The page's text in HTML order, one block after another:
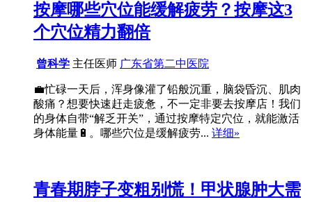
按摩哪些穴位能缓解疲劳？按摩这3
个穴位精力翻倍
曾科学 主任医师 广东省第二中医院
💼忙碌一天后，浑身像灌了铅般沉重，脑袋昏沉、肌肉
酸痛？想要快速赶走疲惫，不一定非要去按摩店！我们
的身体自带“解乏开关”，通过按摩特定穴位，就能激活
身体能量🔋。哪些穴位是缓解疲劳... 详细»
青春期脖子变粗别慌！甲状腺肿大需